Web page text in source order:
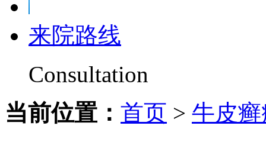
来院路线
Consultation
当前位置： 首页 > 牛皮